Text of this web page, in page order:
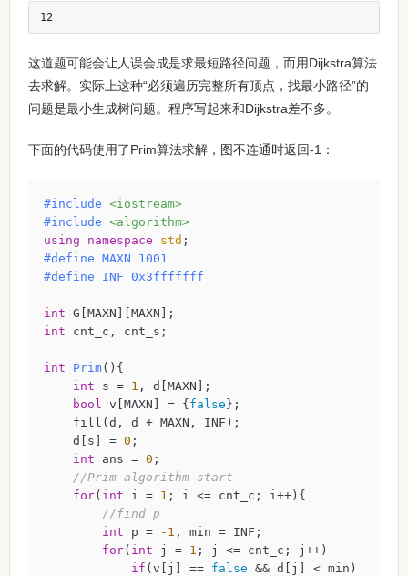
12
这道题可能会让人误会成是求最短路径问题，而用Dijkstra算法
去求解。实际上这种“必须遍历完整所有顶点，找最小路径”的
问题是最小生成树问题。程序写起来和Dijkstra差不多。
下面的代码使用了Prim算法求解，图不连通时返回-1：
#include <iostream>
#include <algorithm>
using
namespace std
#define MAXN 1001
#define INF 0x3fffffff
int
int cnt_c, cnt_s;
int Prim() {
int s = 1 , d[MAXN];
bool
v[MAXN] = {false};
fill(d, d + MAXN, INF);
d[s] = 0 ;
int ans = 0 ;
//Prim algorithm start
for( int i = 1 ; i <= cnt_c; i++){
//find p
int p = -1 , min = INF;
for( int j = 1 ; j <= cnt_c; j++)
if (v[j] == false && d[j] < min)